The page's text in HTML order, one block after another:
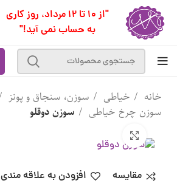
"از 10 تا 12 مرداد، روز کاری
به حساب نمی آید!"
خانه خیاطی
سوزن، سنجاق و پونز
سوزن چرخ خیاطی
سوزن دوقلو
مقایسه افزودن به علاقه مندی